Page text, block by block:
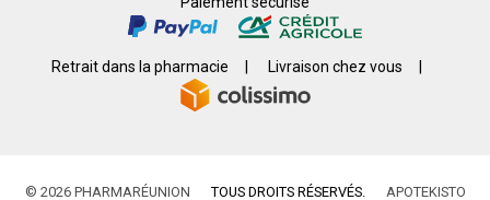
Retrait dans la pharmacie Livraison chez vous
© 2026 PHARMARÉUNION TOUS DROITS RÉSERVÉS. APOTEKISTO